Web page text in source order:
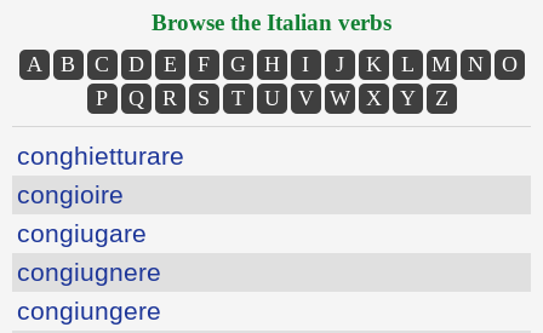
Browse the Italian verbs
A B C D E F G H I J K L M N
O
P
Q R S T U V W X Y Z
conghietturare
congioire
congiugare
congiugnere
congiungere